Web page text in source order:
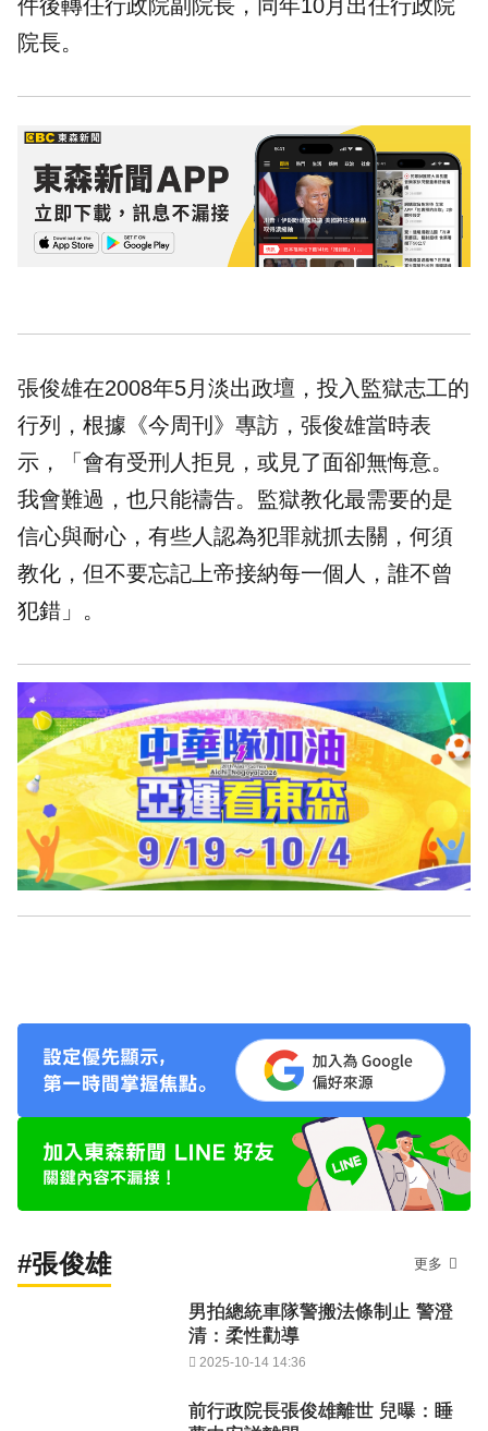
件後轉任行政院副院長，同年10月出任行政院
院長。
張俊雄在2008年5月淡出政壇，投入監獄志工的
行列，根據《今周刊》專訪，張俊雄當時表
示，「會有受刑人拒見，或見了面卻無悔意。
我會難過，也只能禱告。監獄教化最需要的是
信心與耐心，有些人認為犯罪就抓去關，何須
教化，但不要忘記上帝接納每一個人，誰不曾
犯錯」。
#張俊雄 更多
男拍總統車隊警搬法條制止 警澄
清：柔性勸導
2025-10-14 14:36
前行政院長張俊雄離世 兒曝：睡